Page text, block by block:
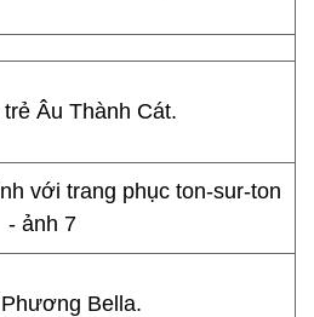
Âu Thành Cát.
Bella.